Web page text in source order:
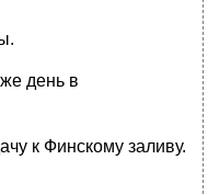
день в
к Финскому заливу.